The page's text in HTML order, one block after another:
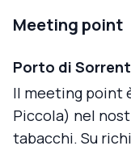
Meeting point
Porto di
Il meeting point
Piccola) nel
tabacchi. Su